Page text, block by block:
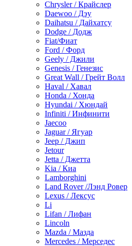
Chrysler / Крайслер
Daewoo / Дэу
Daihatsu / Дайхатсу
Dodge / Додж
Fiat/Фиат
Ford / Форд
Geely / Джили
Genesis / Генезис
Great Wall / Грейт Волл
Haval / Хавал
Honda / Хонда
Hyundai / Хюндай
Infiniti / Инфинити
Jaecoo
Jaguar / Ягуар
Jeep / Джип
Jetour
Jetta / Джетта
Kia / Киа
Lamborghini
Land Rover /Лэнд Ровер
Lexus / Лексус
Li
Lifan / Лифан
Lincoln
Mazda / Мазда
Mercedes / Мерседес